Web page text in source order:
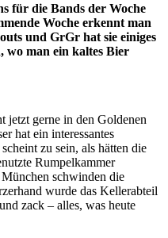
für die Bands der Woche
Woche erkennt man
und GrGr hat sie einiges
wo man ein kaltes Bier
jetzt gerne in den Goldenen
hat ein interessantes
zu sein, als hätten die
Rumpelkammer
schwinden die
wurde das Kellerabteil
zack – alles, was heute